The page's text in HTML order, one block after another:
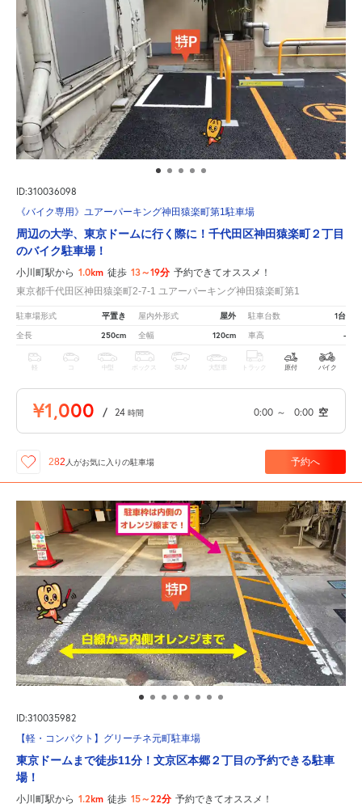
ID:310036098
《バイク専用》ユアーパーキング神田猿楽町第1駐車場
周辺の大学、東京ドームに行く際に！千代田区神田猿楽町２丁目
のバイク駐車場！
小川町駅から 1.0km 徒歩 13～19分 予約できてオススメ！
東京都千代田区神田猿楽町2-7-1 ユアーパーキング神田猿楽町第1
駐車場形式 平置き 屋内外形式 屋外 駐車台数 1台
全長 250cm 全幅 120cm 車高 -
軽 中型 ボックス SUV 大型車 トラック 原付 バイク
¥1,000 / 24 時間 0:00 ～ 0:00 空
282 人がお気に入りの駐車場 予約へ
ID:310035982
【軽・コンパクト】グリーチネ元町駐車場
東京ドームまで徒歩11分！文京区本郷２丁目の予約できる駐車
場！
小川町駅から 1.2km 徒歩 15～22分 予約できてオススメ！